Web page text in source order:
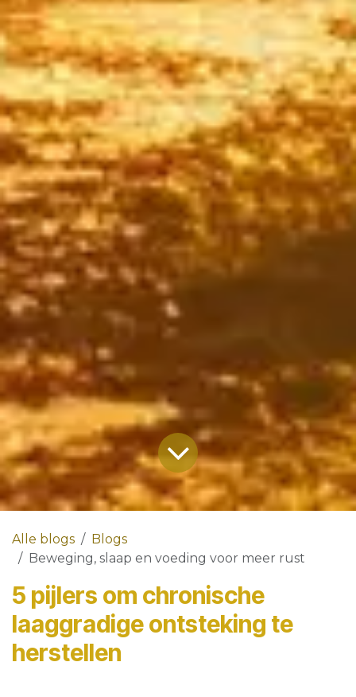
Alle blogs
Blogs
Beweging, slaap en voeding voor meer rust
5 pijlers om chronische
laaggradige ontsteking te
herstellen